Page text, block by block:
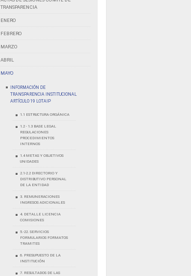
TRANSPARENCIA
ENERO
FEBRERO
MARZO
ABRIL
MAYO
INFORMACIÓN DE
TRANSPARENCIA INSTITUCIONAL
ARTÍCULO 19 LOTAIP
1.1 ESTRUCTURA ORGÁNICA
1.2 - 1.3 BASE LEGAL
REGULACIONES
PROCEDIMIENTOS
INTERNOS
1.4 METAS Y OBJETIVOS
UNIDADES
2.1-2.2 DIRECTORIO Y
DISTRIBUTIVO PERSONAL
DE LA ENTIDAD
3. REMUNERACIONES
INGRESOS ADICIONALES
4. DETALLE LICENCIA
COMISIONES
5.-22. SERVICIOS
FORMULARIOS FORMATOS
TRAMITES
6. PRESUPUESTO DE LA
INSTITUCIÓN
7. RESULTADOS DE LAS